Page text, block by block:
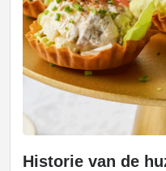
Historie van de